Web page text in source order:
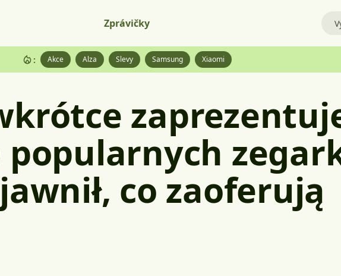
Zprávičky
: Akce Alza Slevy Samsung Xiaomi
popularnych
co zaoferują